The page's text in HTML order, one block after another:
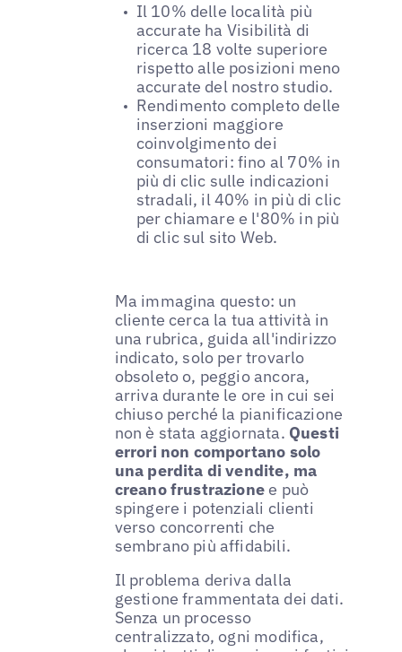
Il 10% delle località più
accurate ha Visibilità di
ricerca 18 volte superiore
rispetto alle posizioni meno
accurate del nostro studio.
Rendimento completo delle
inserzioni maggiore
coinvolgimento dei
consumatori: fino al 70% in
più di clic sulle indicazioni
stradali, il 40% in più di clic
per chiamare e l'80% in più
di clic sul sito Web.
Ma immagina questo: un
cliente cerca la tua attività in
una rubrica, guida all'indirizzo
indicato, solo per trovarlo
obsoleto o, peggio ancora,
arriva durante le ore in cui sei
chiuso perché la pianificazione
non è stata aggiornata. Questi
errori non comportano solo
una perdita di vendite, ma
creano frustrazione e può
spingere i potenziali clienti
verso concorrenti che
sembrano più affidabili.
Il problema deriva dalla
gestione frammentata dei dati.
Senza un processo
centralizzato, ogni modifica,